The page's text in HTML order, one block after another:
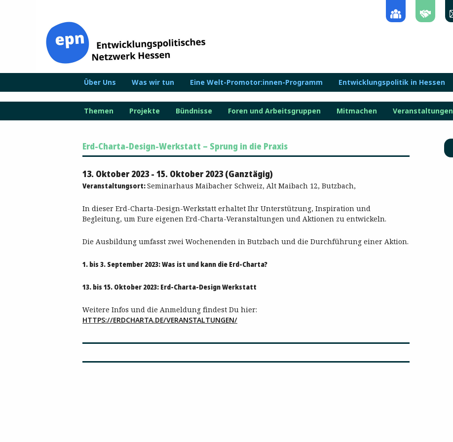
Über Uns Was wir tun Eine Welt-Promotor:innen-Programm Entwicklungspolitik in Hessen
Themen Projekte Bündnisse Foren und Arbeitsgruppen Mitmachen Veranstaltungen
Erd-Charta-Design-Werkstatt – Sprung in die Praxis
13. Oktober 2023 - 15. Oktober 2023 (Ganztägig)
Veranstaltungsort:Seminarhaus Maibacher Schweiz, Alt Maibach 12, Butzbach,
In dieser Erd-Charta-Design-Werkstatt erhaltet Ihr Unterstützung, Inspiration und
Begleitung, um Eure eigenen Erd-Charta-Veranstaltungen und Aktionen zu entwickeln.
Die Ausbildung umfasst zwei Wochenenden in Butzbach und die Durchführung einer Aktion.
1. bis 3. September 2023: Was ist und kann die Erd-Charta?
13. bis 15. Oktober 2023: Erd-Charta-Design Werkstatt
Weitere Infos und die Anmeldung findest Du hier:
HTTPS://ERDCHARTA.DE/VERANSTALTUNGEN/